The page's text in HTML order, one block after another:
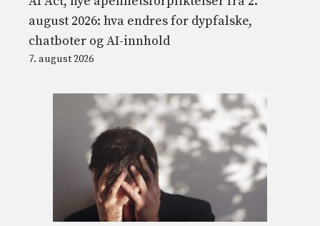
august 2026: hva endres for dypfalske,
chatboter og AI-innhold
7. august 2026